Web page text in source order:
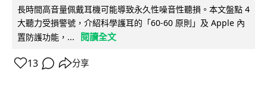
長時間高音量佩戴耳機可能導致永久性噪音性聽損。本文盤點 4
大聽力受損警號，介紹科學護耳的「60-60 原則」及 Apple 內
置防護功能，...
閱讀全文
13 分享